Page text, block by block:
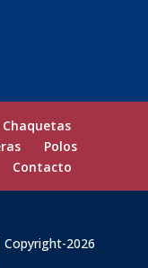
Chaquetas
Polos
Contacto
Copyright-2026